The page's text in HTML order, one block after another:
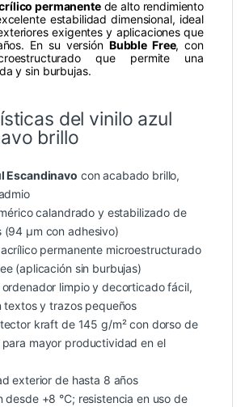
permanentede alto rendimiento
estabilidad dimensional, ideal
exigentes y aplicaciones que
En su versión Bubble Free, con
que permite una
y sin burbujas.
del vinilo azul
brillo
Escandinavo con acabado brillo,
calandrado y estabilizado de
(94 µm con adhesivo)
permanente microestructurado
(aplicación sin burbujas)
limpio y decorticado fácil,
textos y trazos pequeños
kraft de 145 g/m² con dorso de
mayor productividad en el
exterior de hasta 8 años
desde +8 °C; resistencia en uso de